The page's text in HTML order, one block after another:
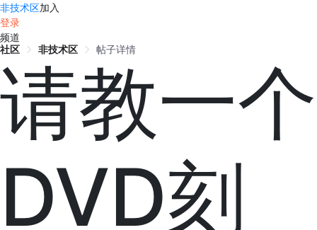
非技术区加入
登录
频道
社区
非技术区 帖子详情
请教一个
DVD刻